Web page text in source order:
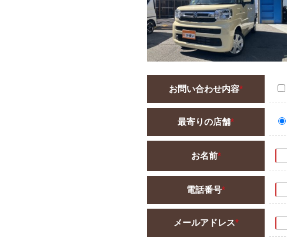
お問い合わせ内容*
最寄りの店舗*
お名前*
電話番号*
メールアドレス*